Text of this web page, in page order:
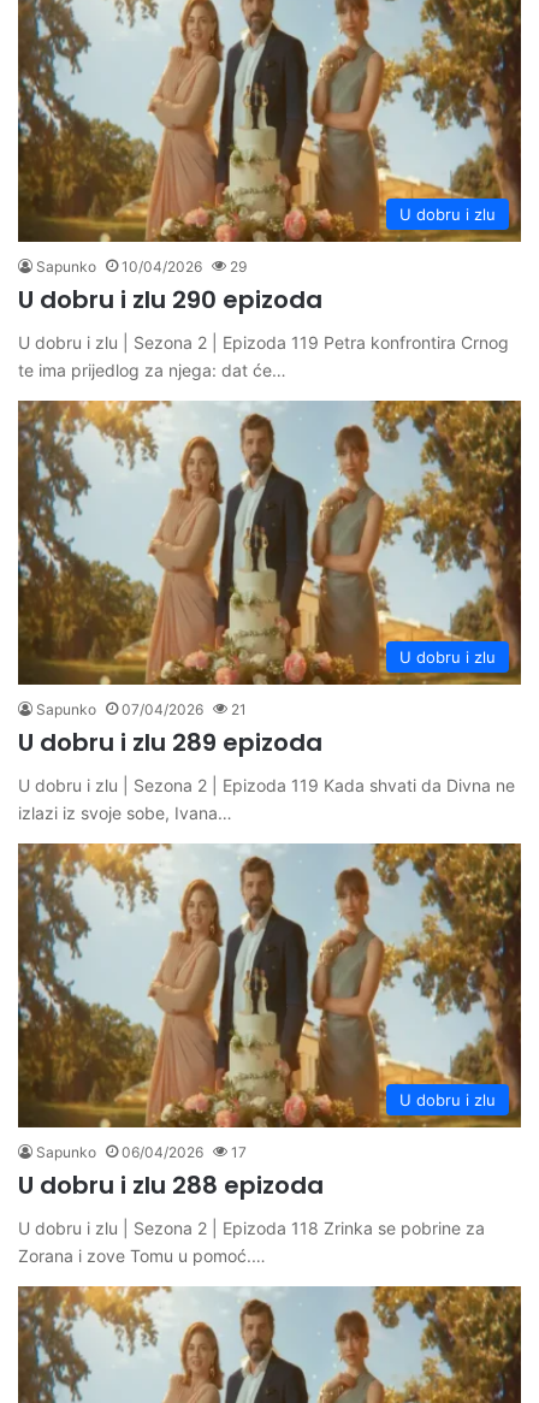
U dobru i zlu
Sapunko 10/04/2026 29
U dobru i zlu 290 epizoda
U dobru i zlu | Sezona 2 | Epizoda 119 Petra konfrontira Crnog
te ima prijedlog za njega: dat će…
U dobru i zlu
Sapunko 07/04/2026 21
U dobru i zlu 289 epizoda
U dobru i zlu | Sezona 2 | Epizoda 119 Kada shvati da Divna ne
izlazi iz svoje sobe, Ivana…
U dobru i zlu
Sapunko 06/04/2026 17
U dobru i zlu 288 epizoda
U dobru i zlu | Sezona 2 | Epizoda 118 Zrinka se pobrine za
Zorana i zove Tomu u pomoć.…